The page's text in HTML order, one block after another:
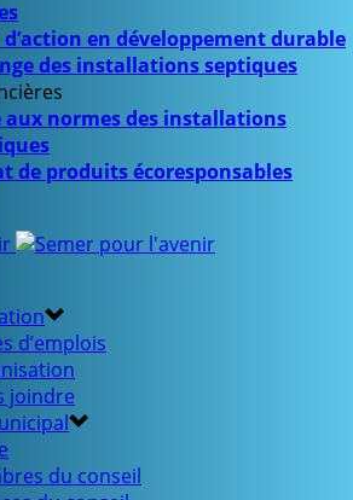
d’action en développement durable
des installations septiques
aux normes des installations
de produits écoresponsables
d’emplois
joindre
du conseil